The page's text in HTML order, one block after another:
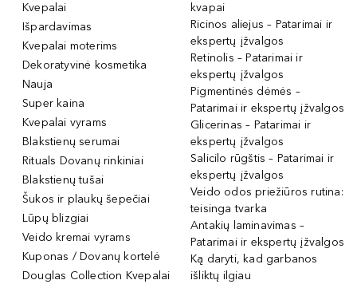
Kvepalai
Išpardavimas
Kvepalai moterims
Dekoratyvinė kosmetika
Nauja
Super kaina
Kvepalai vyrams
Blakstienų serumai
Rituals Dovanų rinkiniai
Blakstienų tušai
Šukos ir plaukų šepečiai
Lūpų blizgiai
Veido kremai vyrams
Kuponas / Dovanų kortelė
Douglas Collection Kvepalai
kvapai
Ricinos aliejus – Patarimai ir
ekspertų įžvalgos
Retinolis – Patarimai ir
ekspertų įžvalgos
Pigmentinės dėmės –
Patarimai ir ekspertų įžvalgos
Glicerinas – Patarimai ir
ekspertų įžvalgos
Salicilo rūgštis – Patarimai ir
ekspertų įžvalgos
Veido odos priežiūros rutina:
teisinga tvarka
Antakių laminavimas –
Patarimai ir ekspertų įžvalgos
Ką daryti, kad garbanos
išliktų ilgiau